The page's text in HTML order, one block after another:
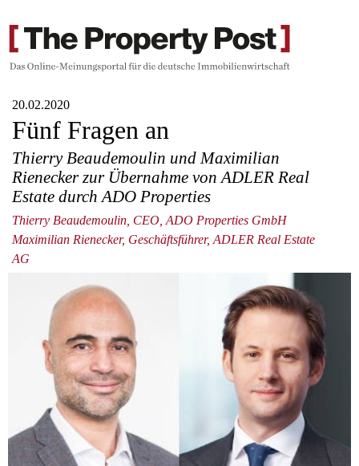
20.02.2020
Fünf Fragen an
Thierry Beaudemoulin und Maximilian
Rienecker zur Übernahme von ADLER Real
Estate durch ADO Properties
Thierry Beaudemoulin, CEO, ADO Properties GmbH
Maximilian Rienecker, Geschäftsführer, ADLER Real Estate
AG